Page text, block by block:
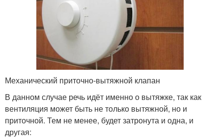
Механический приточно-вытяжной клапан
В данном случае речь идёт именно о вытяжке, так как
вентиляция может быть не только вытяжной, но и
приточной. Тем не менее, будет затронута и одна, и
другая: